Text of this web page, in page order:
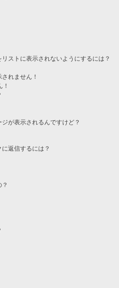
ストに表示されないようにするには？
れません！
が表示されるんですけど？
返信するには？